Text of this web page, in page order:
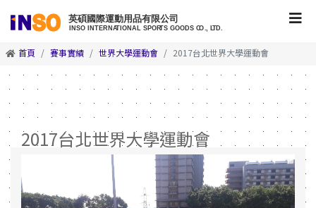
首頁 賽事實績 世界大學運動會 2017台北世界大學運動會
2017台北世界大學運動會